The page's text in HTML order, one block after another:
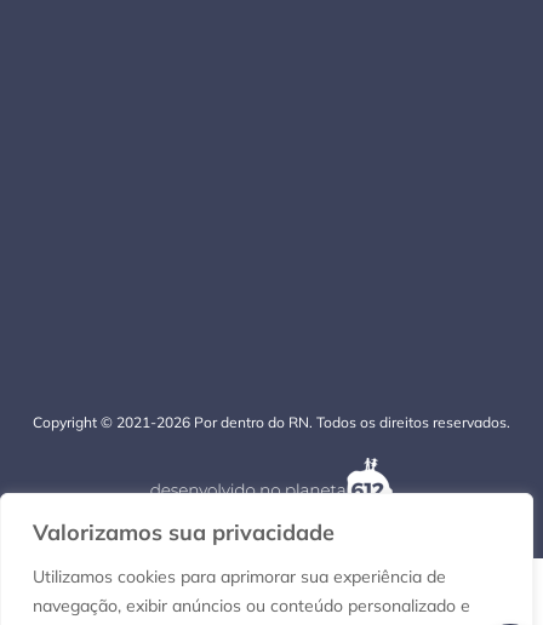
Valorizamos sua privacidade
Utilizamos cookies para aprimorar sua experiência de
navegação, exibir anúncios ou conteúdo personalizado e
Copyright © 2021-2026 Por dentro do RN. Todos os direitos reservados.